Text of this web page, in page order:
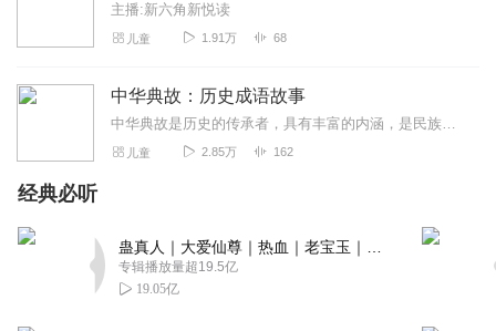
主播:新六角新悦读
儿童 1.91万 68
中华典故：历史成语故事
中华典故是历史的传承者，具有丰富的内涵，是民族智慧的结晶。本专辑汇集了中国经典历史人物故事，用通俗易懂的语言将一个个典故背后的故事娓娓道来，丰富多彩，妙趣横生，...
儿童 2.85万 162
经典必听
专辑播放量超19.5亿
19.05亿